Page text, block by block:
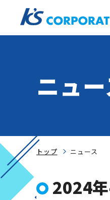
ニュ
トップ ニュース
2024